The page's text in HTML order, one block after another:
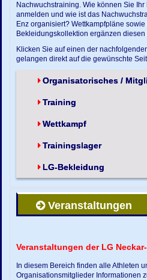
Nachwuchstraining. Wie können Sie
anmelden und wie ist das
Enz organisiert? Wettkampfpläne
Bekleidungskollektion ergänzen diesen
Klicken Sie auf einen der
gelangen direkt auf die gewünschte
Organisatorisches /
Training
Wettkampf
Trainingslager
LG-Bekleidung
Veranstaltungen
Veranstaltungen der LG
In diesem Bereich finden alle Athleten
Organisationsmitglieder Informationen